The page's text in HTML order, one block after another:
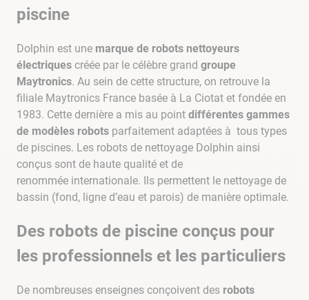
piscine
Dolphin est une marque de robots nettoyeurs
électriques créée par le célèbre grand groupe
Maytronics. Au sein de cette structure, on retrouve la
filiale Maytronics France basée à La Ciotat et fondée en
1983. Cette dernière a mis au point différentes gammes
de modèles robots parfaitement adaptées à tous types
de piscines. Les robots de nettoyage Dolphin ainsi
conçus sont de haute qualité et de
renommée internationale. Ils permettent le nettoyage de
bassin (fond, ligne d’eau et parois) de manière optimale.
Des robots de piscine conçus pour
les professionnels et les particuliers
De nombreuses enseignes conçoivent des robots